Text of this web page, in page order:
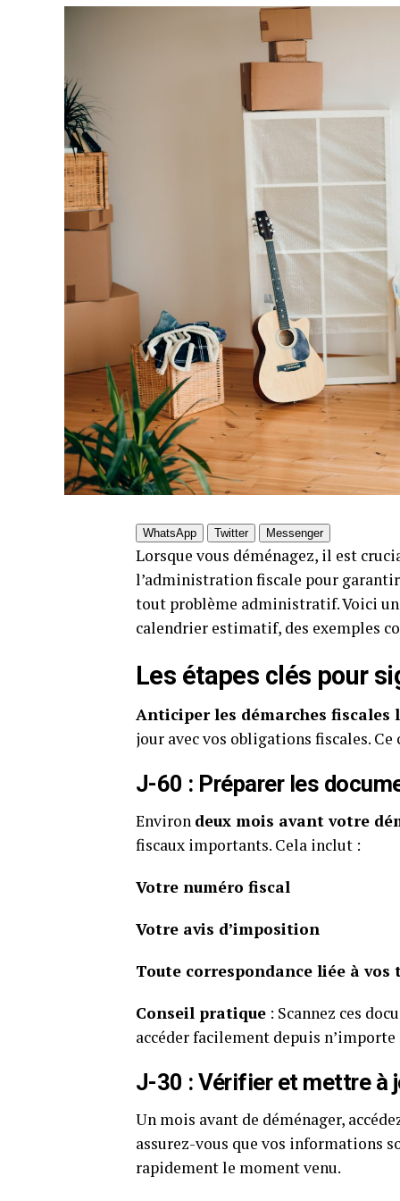
WhatsApp Twitter Messenger
Lorsque vous déménagez, il est
l’administration fiscale pour
tout problème administratif. Voici
calendrier estimatif, des exemples
Les étapes clés pour
Anticiper les démarches fiscales
jour avec vos obligations fiscales.
J-60 : Préparer les
Environ deux mois avant votre
fiscaux importants. Cela inclut :
Votre numéro fiscal
Votre avis d’imposition
Toute correspondance liée à vos
Conseil pratique : Scannez ces
accéder facilement depuis
J-30 : Vérifier et mettre à
Un mois avant de déménager,
assurez-vous que vos informations
rapidement le moment venu.